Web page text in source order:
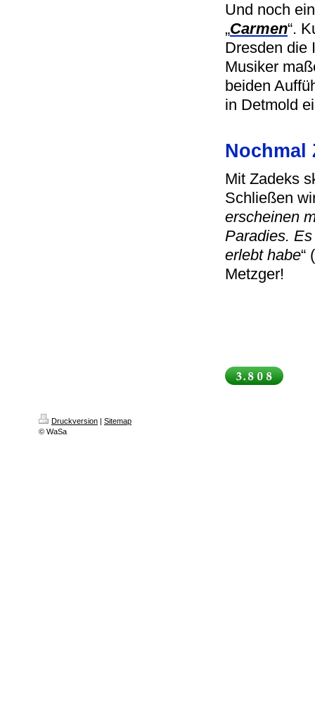
Und noch
„Carmen“.
Dresden die
Musiker
beiden
in Detmold
Nochmal
Mit Zadeks
Schließen
erscheinen
Paradies.
erlebt habe“
Metzger!
Druckversion | Sitemap
© WaSa